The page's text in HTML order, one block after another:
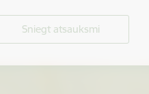
Sniegt atsauksmi